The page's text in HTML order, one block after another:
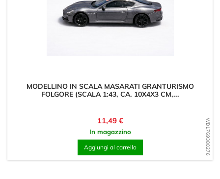
WD1769380276
MODELLINO IN SCALA MASARATI GRANTURISMO
FOLGORE (SCALA 1:43, CA. 10X4X3 CM,...
Prezzo
11,49 €
In magazzino
Aggiungi al carrello